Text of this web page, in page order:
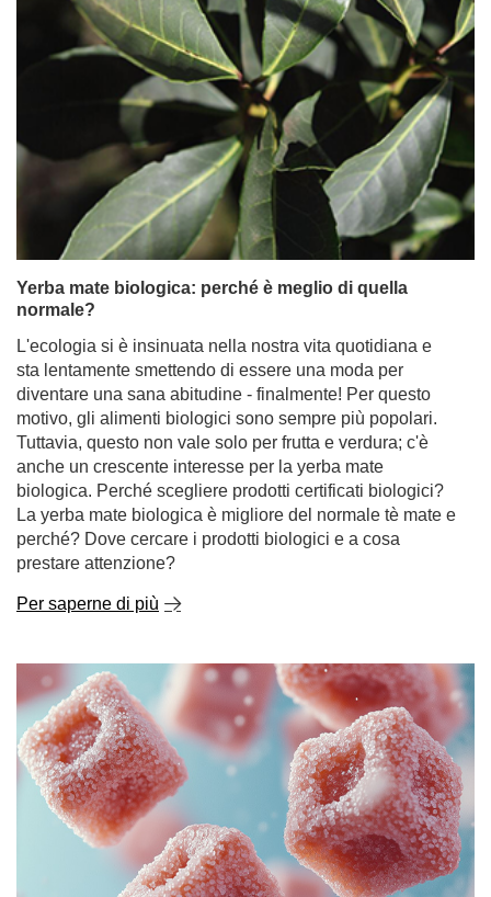
Yerba mate biologica: perché è meglio di quella
normale?
L'ecologia si è insinuata nella nostra vita quotidiana e
sta lentamente smettendo di essere una moda per
diventare una sana abitudine - finalmente! Per questo
motivo, gli alimenti biologici sono sempre più popolari.
Tuttavia, questo non vale solo per frutta e verdura; c'è
anche un crescente interesse per la yerba mate
biologica. Perché scegliere prodotti certificati biologici?
La yerba mate biologica è migliore del normale tè mate e
perché? Dove cercare i prodotti biologici e a cosa
prestare attenzione?
Per saperne di più